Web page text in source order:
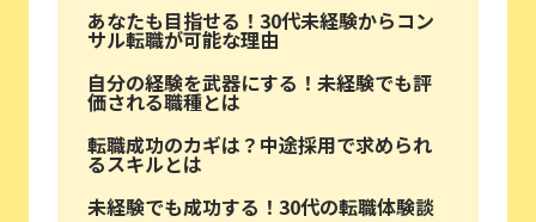
あなたも目指せる！30代未経験からコン
サル転職が可能な理由
自分の経験を武器にする！未経験でも評
価される職種とは
転職成功のカギは？中途採用で求められ
るスキルとは
未経験でも成功する！30代の転職体験談